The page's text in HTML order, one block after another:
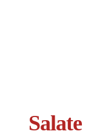
Salate